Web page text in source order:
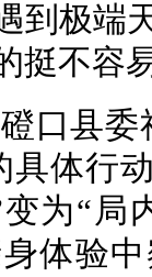
到极端
挺不容
口县
具体行
为“局
体验